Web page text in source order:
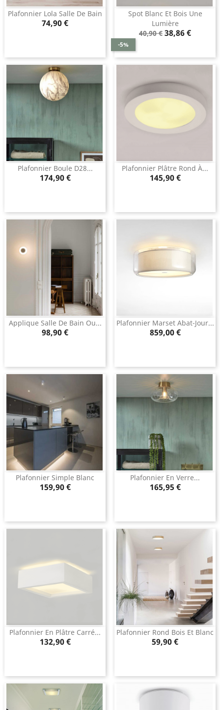
Plafonnier Lola Salle De Bain
Prix
74,90 €
Spot Blanc Et Bois Une
Lumière
Prix
40,90 €
-5%
Prix
38,86 €
Plafonnier Boule D28...
Prix
174,90 €
Plafonnier Plâtre Rond À...
Prix
145,90 €
Applique Salle De Bain Ou...
Prix
98,90 €
Plafonnier Marset Abat-Jour...
Prix
859,00 €
Plafonnier Simple Blanc
Prix
159,90 €
Plafonnier En Verre...
Prix
165,95 €
Plafonnier En Plâtre Carré...
Prix
132,90 €
Plafonnier Rond Bois Et Blanc
Prix
59,90 €